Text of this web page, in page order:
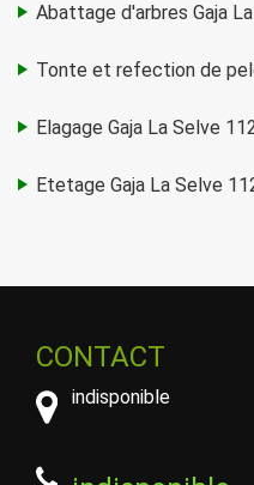
Abattage d'arbres Gaja
Tonte et refection de
Elagage Gaja La Selve
Etetage Gaja La Selve
CONTACT
indisponible